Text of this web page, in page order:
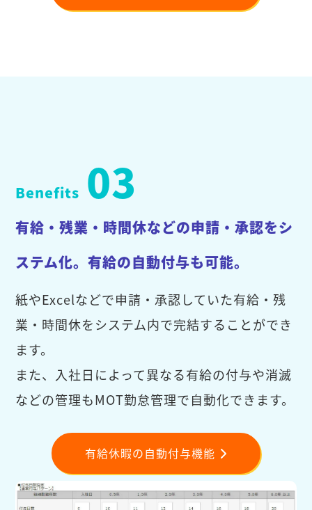
Benefits 03
有給・残業・時間休などの申請・承認をシ
ステム化。有給の自動付与も可能。
紙やExcelなどで申請・承認していた有給・残
業・時間休をシステム内で完結することができ
ます。
また、入社日によって異なる有給の付与や消滅
などの管理もMOT勤怠管理で自動化できます。
有給休暇の自動付与機能